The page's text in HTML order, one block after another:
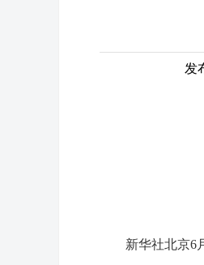
发
新华社北京6